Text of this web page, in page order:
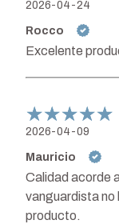
2026-04-24
Rocco
Excelente
2026-04-09
Mauricio
Calidad acorde
vanguardista no
producto.